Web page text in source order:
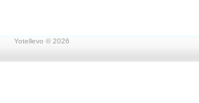
Yotellevo © 2026